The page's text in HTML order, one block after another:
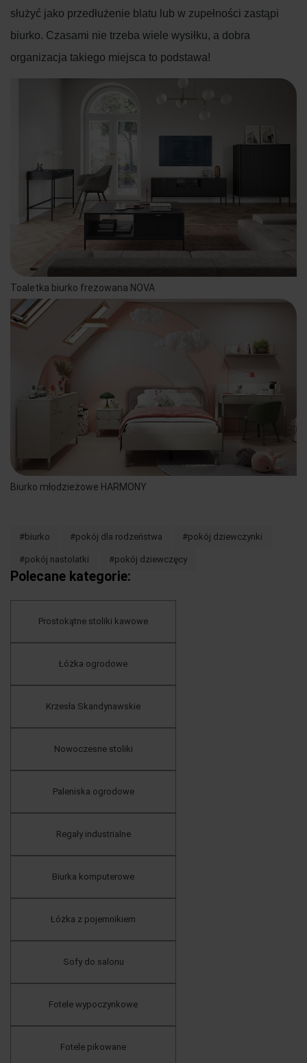
służyć jako przedłużenie blatu lub w zupełności zastąpi
biurko. Czasami nie trzeba wiele wysiłku, a dobra
organizacja takiego miejsca to podstawa!
Toaletka biurko frezowana NOVA
Biurko młodzieżowe HARMONY
#biurko #pokój dla rodzeństwa #pokój dziewczynki
#pokój nastolatki #pokój dziewczęcy
Polecane kategorie:
Prostokątne stoliki kawowe
Łóżka ogrodowe
Krzesła Skandynawskie
Nowoczesne stoliki
Paleniska ogrodowe
Regały industrialne
Biurka komputerowe
Łóżka z pojemnikiem
Sofy do salonu
Fotele wypoczynkowe
Fotele pikowane